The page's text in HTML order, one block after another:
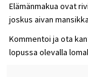
Elämänmakua ovat
joskus aivan
Kommentoi ja ota
lopussa olevalla